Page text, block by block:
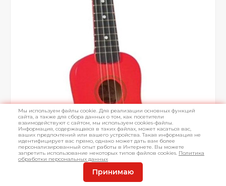
Мы используем файлы cookie. Для реализации основных функций
сайта, а также для сбора данных о том, как посетители
взаимодействуют с сайтом, мы используем cookies-файлы.
Информация, содержащаяся в таких файлах, может касаться вас,
ваших предпочтений или вашего устройства. Такая информация не
идентифицирует вас прямо, однако может дать вам более
персонализированный опыт работы в Интернете. Вы можете
запретить использование некоторых типов файлов cookies. Политика
обработки персональных данных
Принимаю